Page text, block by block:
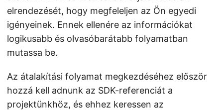
elrendezését, hogy megfeleljen az Ön egyedi
igényeinek. Ennek ellenére az információkat
logikusabb és olvasóbarátabb folyamatban
mutassa be.
Az átalakítási folyamat megkezdéséhez először
hozzá kell adnunk az SDK-referenciát a
projektünkhöz, és ehhez keressen az